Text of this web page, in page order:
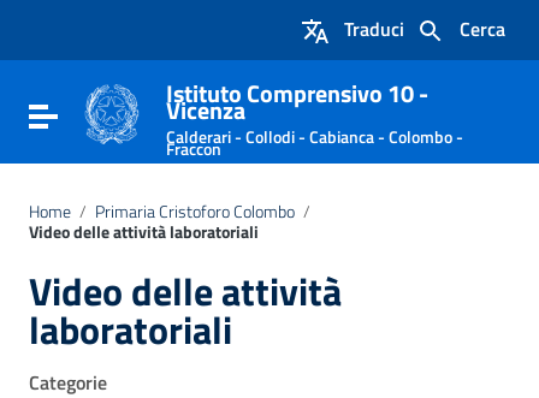
Vai al footer
Cerca
Traduci
Attiva / disattiva la navigazione
Istituto Comprensivo 10 -
Vicenza
Calderari - Collodi - Cabianca - Colombo -
Fraccon
Home / Primaria Cristoforo Colombo /
Video delle attività laboratoriali
Video delle attività
laboratoriali
Categorie